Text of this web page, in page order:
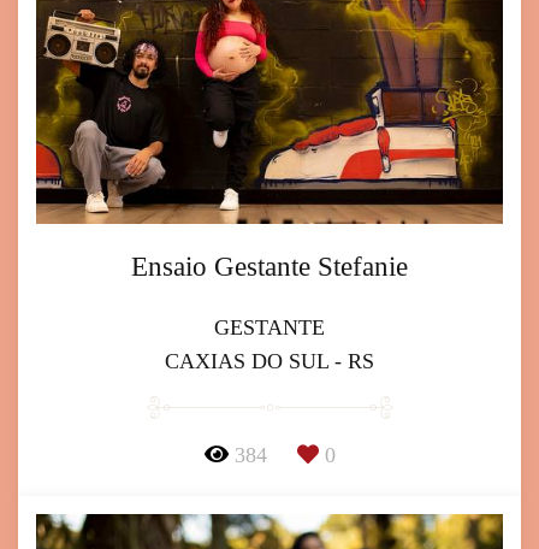
Ensaio Gestante Stefanie
GESTANTE
CAXIAS DO SUL - RS
384 0